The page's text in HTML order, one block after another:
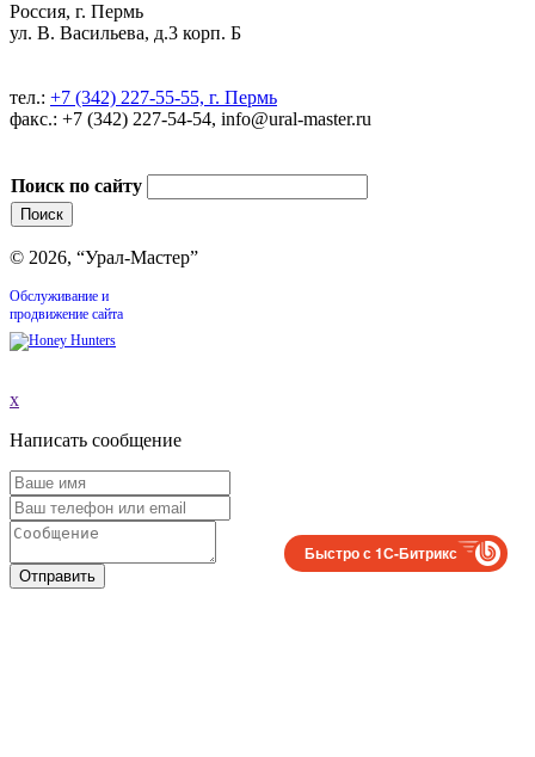
Россия, г. Пермь
ул. В. Васильева, д.3 корп. Б
тел.: +7 (342) 227-55-55, г. Пермь
факс.: +7 (342) 227-54-54, info@ural-master.ru
Поиск по сайту
© 2026, “Урал-Мастер”
Обслуживание и
продвижение сайта
x
Написать сообщение
Отправить
Быстро с 1С-Битрикс